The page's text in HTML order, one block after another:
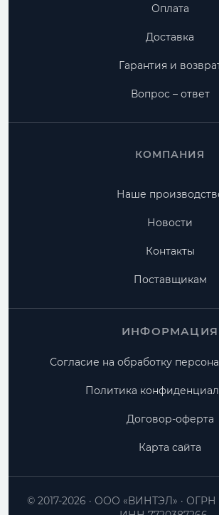
Оплата
Доставка
Гарантия и
Вопрос – ответ
КОМПАНИЯ
Наше
Новости
Контакты
Поставщикам
ИНФОРМАЦИЯ
Согласие на обработку
Политика
Договор-оферта
Карта сайта
ООО «ВИНТЭЛ»
ОГРН
© 2017-2026